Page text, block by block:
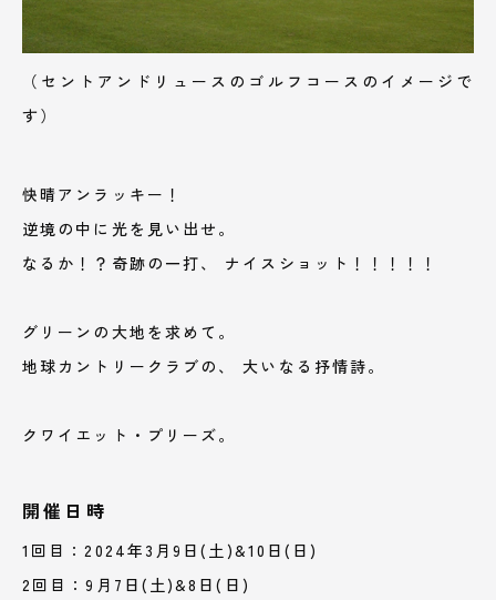
（セントアンドリュースのゴルフコースのイメージで
す）
快晴アンラッキー！
逆境の中に光を見い出せ。
なるか！？奇跡の一打、 ナイスショット！！！！！
グリーンの大地を求めて。
地球カントリークラブの、 大いなる抒情詩。
クワイエット・プリーズ。
開催日時
1回目：2024年3月9日(土)&10日(日)
2回目：9月7日(土)&8日(日)